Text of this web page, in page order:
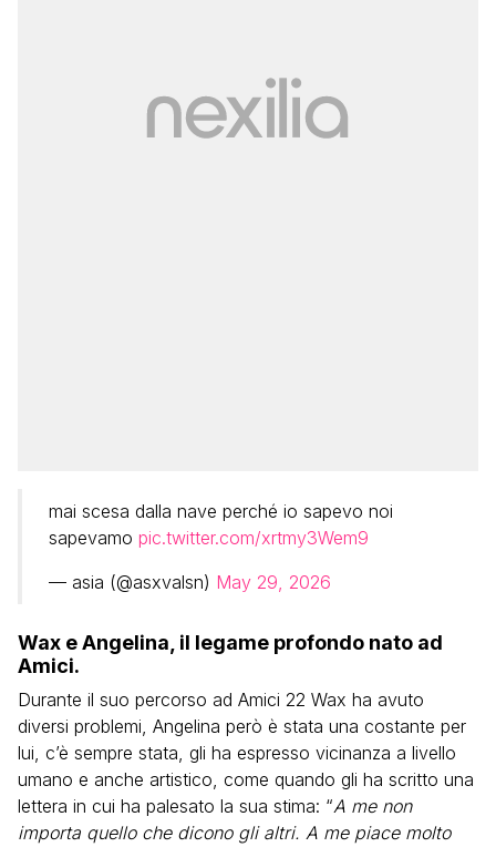
mai scesa dalla nave perché io sapevo noi
sapevamo pic.twitter.com/xrtmy3Wem9
— asia (@asxvalsn) May 29, 2026
Wax e Angelina, il legame profondo nato ad
Amici.
Durante il suo percorso ad Amici 22 Wax ha avuto
diversi problemi, Angelina però è stata una costante per
lui, c’è sempre stata, gli ha espresso vicinanza a livello
umano e anche artistico, come quando gli ha scritto una
lettera in cui ha palesato la sua stima: “A me non
importa quello che dicono gli altri. A me piace molto